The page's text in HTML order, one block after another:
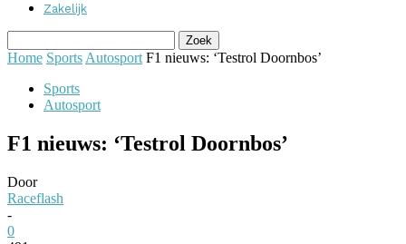
Zakelijk
Home Sports Autosport F1 nieuws: ‘Testrol Doornbos’
Sports
Autosport
F1 nieuws: ‘Testrol Doornbos’
Door
Raceflash
-
0